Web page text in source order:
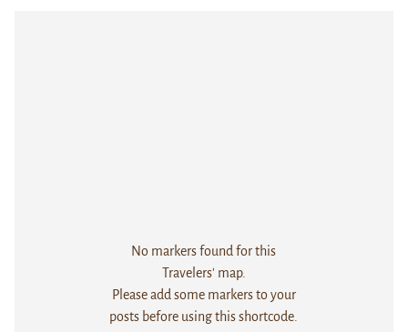
No markers found for this
Travelers' map.
Please add some markers to your
posts before using this shortcode.